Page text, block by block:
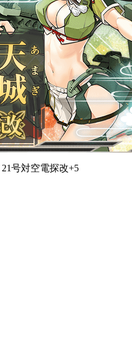
21号対空電探改+5